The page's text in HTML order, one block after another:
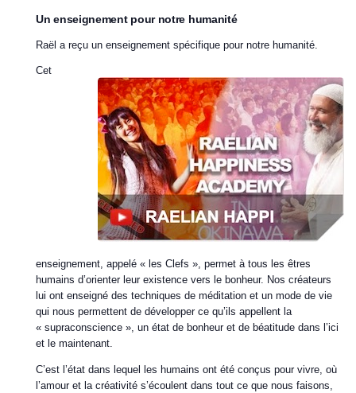
Un enseignement pour notre humanité
Raël a reçu un enseignement spécifique pour notre humanité.
Cet
enseignement, appelé « les Clefs », permet à tous les êtres
humains d’orienter leur existence vers le bonheur. Nos créateurs
lui ont enseigné des techniques de méditation et un mode de vie
qui nous permettent de développer ce qu’ils appellent la
« supraconscience », un état de bonheur et de béatitude dans l’ici
et le maintenant.
C’est l’état dans lequel les humains ont été conçus pour vivre, où
l’amour et la créativité s’écoulent dans tout ce que nous faisons,